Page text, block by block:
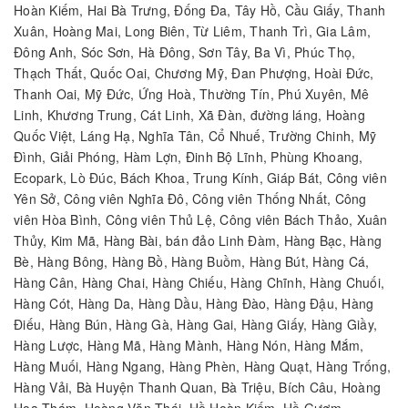
Hoàn Kiếm, Hai Bà Trưng, Đống Đa, Tây Hồ, Cầu Giấy, Thanh
Xuân, Hoàng Mai, Long Biên, Từ Liêm, Thanh Trì, Gia Lâm,
Đông Anh, Sóc Sơn, Hà Đông, Sơn Tây, Ba Vì, Phúc Thọ,
Thạch Thất, Quốc Oai, Chương Mỹ, Đan Phượng, Hoài Đức,
Thanh Oai, Mỹ Đức, Ứng Hoà, Thường Tín, Phú Xuyên, Mê
Linh, Khương Trung, Cát Linh, Xã Đàn, đường láng, Hoàng
Quốc Việt, Láng Hạ, Nghĩa Tân, Cổ Nhuế, Trường Chinh, Mỹ
Đình, Giải Phóng, Hàm Lợn, Đinh Bộ Lĩnh, Phùng Khoang,
Ecopark, Lò Đúc, Bách Khoa, Trung Kính, Giáp Bát, Công viên
Yên Sở, Công viên Nghĩa Đô, Công viên Thống Nhất, Công
viên Hòa Bình, Công viên Thủ Lệ, Công viên Bách Thảo, Xuân
Thủy, Kim Mã, Hàng Bài, bán đảo Linh Đàm, Hàng Bạc, Hàng
Bè, Hàng Bông, Hàng Bồ, Hàng Buồm, Hàng Bút, Hàng Cá,
Hàng Cân, Hàng Chai, Hàng Chiếu, Hàng Chĩnh, Hàng Chuối,
Hàng Cót, Hàng Da, Hàng Dầu, Hàng Đào, Hàng Đậu, Hàng
Điếu, Hàng Bún, Hàng Gà, Hàng Gai, Hàng Giấy, Hàng Giầy,
Hàng Lược, Hàng Mã, Hàng Mành, Hàng Nón, Hàng Mắm,
Hàng Muối, Hàng Ngang, Hàng Phèn, Hàng Quạt, Hàng Trống,
Hàng Vải, Bà Huyện Thanh Quan, Bà Triệu, Bích Câu, Hoàng